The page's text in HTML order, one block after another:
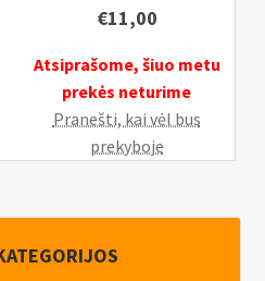
€11,00
Atsiprašome, šiuo metu
prekės neturime
Pranešti, kai vėl bus
prekyboje